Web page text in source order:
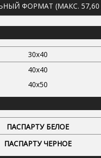
ФОРМАТ (МАКС. 57,60
30x40
40x40
40x50
ПАСПАРТУ БЕЛОЕ
ПАСПАРТУ ЧЕРНОЕ